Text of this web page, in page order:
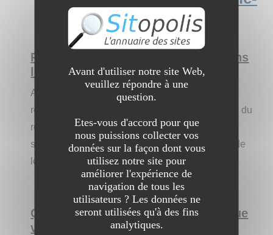
loisir.fr
Présentez-vous, que faites-vous dans
la vie ?
Actuellement en alternance dans l'agence de
référencement Orchidée Innovation, je m'occupe du
référencement et de la communication de divers
sites internet dans les domaines du tir sportif et de
loisir, la défense ainsi que la chasse.
Qui êtes-vous par rapport au site que
vous allez nous présenter ?
Avant d'utiliser notre site Web,
veuillez répondre à une
question.
Etes-vous d'accord pour que
nous puissions collecter vos
données sur la façon dont vous
utilisez notre site pour
améliorer l'expérience de
navigation de tous les
utilisateurs ? Les données ne
seront utilisées qu'à des fins
analytiques.